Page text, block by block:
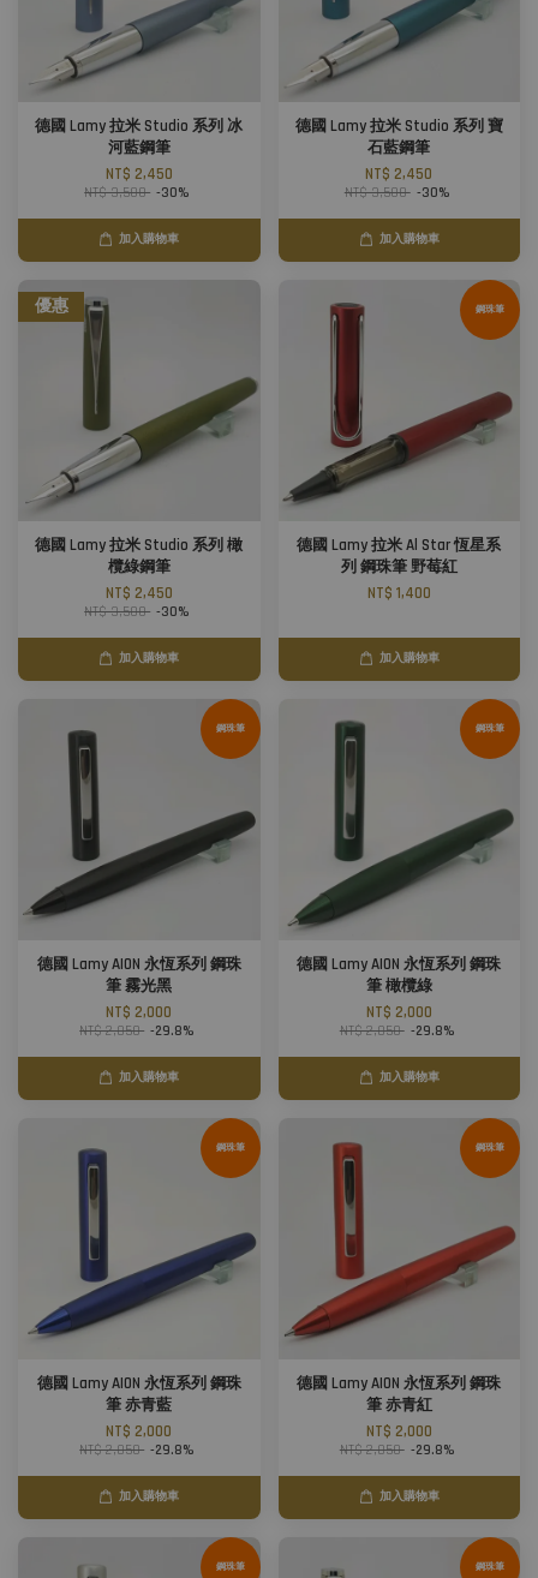
德國 Lamy 拉米 Studio 系列 冰
河藍鋼筆
NT$ 2,450
NT$ 3,500 -30%
加入購物車
德國 Lamy 拉米 Studio 系列 寶
石藍鋼筆
NT$ 2,450
NT$ 3,500 -30%
加入購物車
優惠
德國 Lamy 拉米 Studio 系列 橄
欖綠鋼筆
NT$ 2,450
NT$ 3,500 -30%
加入購物車
鋼珠筆
德國 Lamy 拉米 Al Star 恆星系
列 鋼珠筆 野莓紅
NT$ 1,400
加入購物車
鋼珠筆
德國 Lamy AION 永恆系列 鋼珠
筆 霧光黑
NT$ 2,000
NT$ 2,850 -29.8%
加入購物車
鋼珠筆
德國 Lamy AION 永恆系列 鋼珠
筆 橄欖綠
NT$ 2,000
NT$ 2,850 -29.8%
加入購物車
鋼珠筆
德國 Lamy AION 永恆系列 鋼珠
筆 赤青藍
NT$ 2,000
NT$ 2,850 -29.8%
加入購物車
鋼珠筆
德國 Lamy AION 永恆系列 鋼珠
筆 赤青紅
NT$ 2,000
NT$ 2,850 -29.8%
加入購物車
鋼珠筆 鋼珠筆